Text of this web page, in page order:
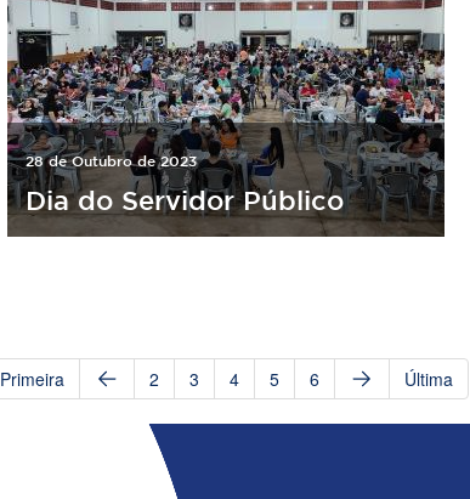
28 de Outubro de 2023
Dia do Servidor Público
Primeira 2 3 4 5 6 Última